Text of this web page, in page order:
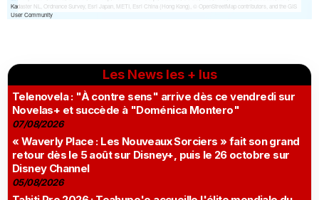
Les News les + lus
Telenovela : "À contre sens" arrive dès ce vendredi sur
Novelas+ et succède à "Doménica Montero"
07/08/2026
« Waverly Place : Les Nouveaux Sorciers » fait son grand
retour dès le 5 août sur Disney+, puis le 26 octobre sur
Disney Channel
05/08/2026